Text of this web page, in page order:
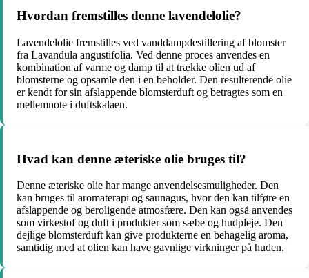
Hvordan fremstilles denne lavendelolie?
Lavendelolie fremstilles ved vanddampdestillering af blomster
fra Lavandula angustifolia. Ved denne proces anvendes en
kombination af varme og damp til at trække olien ud af
blomsterne og opsamle den i en beholder. Den resulterende olie
er kendt for sin afslappende blomsterduft og betragtes som en
mellemnote i duftskalaen.
Hvad kan denne æteriske olie bruges til?
Denne æteriske olie har mange anvendelsesmuligheder. Den
kan bruges til aromaterapi og saunagus, hvor den kan tilføre en
afslappende og beroligende atmosfære. Den kan også anvendes
som virkestof og duft i produkter som sæbe og hudpleje. Den
dejlige blomsterduft kan give produkterne en behagelig aroma,
samtidig med at olien kan have gavnlige virkninger på huden.